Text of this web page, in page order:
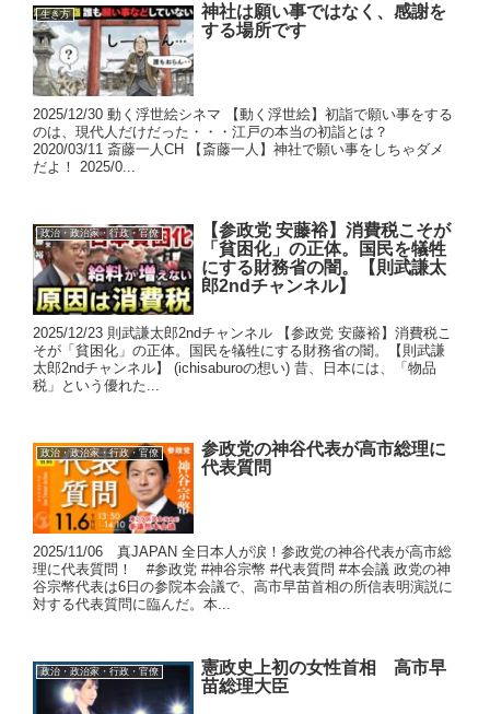
生き方
神社は願い事ではなく、感謝を
する場所です
2025/12/30 動く浮世絵シネマ 【動く浮世絵】初詣で願い事をする
のは、現代人だけだった・・・江戸の本当の初詣とは？
2020/03/11 斎藤一人CH 【斎藤一人】神社で願い事をしちゃダメ
だよ！ 2025/0...
政治・政治家・行政・官僚
【参政党 安藤裕】消費税こそが
「貧困化」の正体。国民を犠牲
にする財務省の闇。【則武謙太
郎2ndチャンネル】
2025/12/23 則武謙太郎2ndチャンネル 【参政党 安藤裕】消費税こ
そが「貧困化」の正体。国民を犠牲にする財務省の闇。【則武謙
太郎2ndチャンネル】 (ichisaburoの想い) 昔、日本には、「物品
税」という優れた...
政治・政治家・行政・官僚
参政党の神谷代表が高市総理に
代表質問
2025/11/06 真JAPAN 全日本人が涙！参政党の神谷代表が高市総
理に代表質問！ #参政党 #神谷宗幣 #代表質問 #本会議 政党の神
谷宗幣代表は6日の参院本会議で、高市早苗首相の所信表明演説に
対する代表質問に臨んだ。本...
政治・政治家・行政・官僚
憲政史上初の女性首相 高市早
苗総理大臣